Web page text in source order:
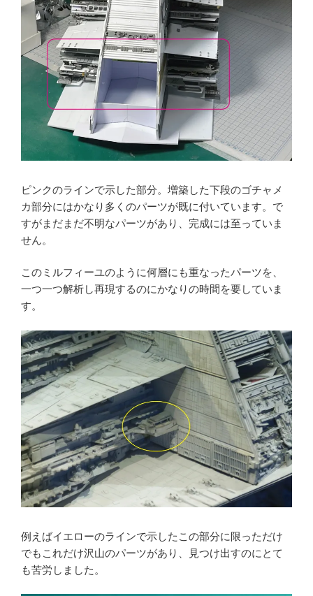
ピンクのラインで示した部分。増築した下段のゴチャメ
カ部分にはかなり多くのパーツが既に付いています。で
すがまだまだ不明なパーツがあり、完成には至っていま
せん。
このミルフィーユのように何層にも重なったパーツを、
一つ一つ解析し再現するのにかなりの時間を要していま
す。
例えばイエローのラインで示したこの部分に限っただけ
でもこれだけ沢山のパーツがあり、見つけ出すのにとて
も苦労しました。